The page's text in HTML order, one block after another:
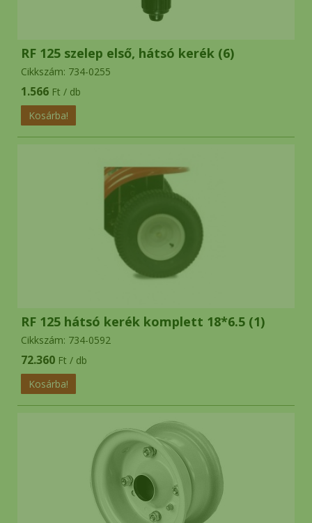
RF 125 szelep első, hátsó kerék (6)
Cikkszám: 734-0255
1.566 Ft / db
RF 125 hátsó kerék komplett 18*6.5 (1)
Cikkszám: 734-0592
72.360 Ft / db